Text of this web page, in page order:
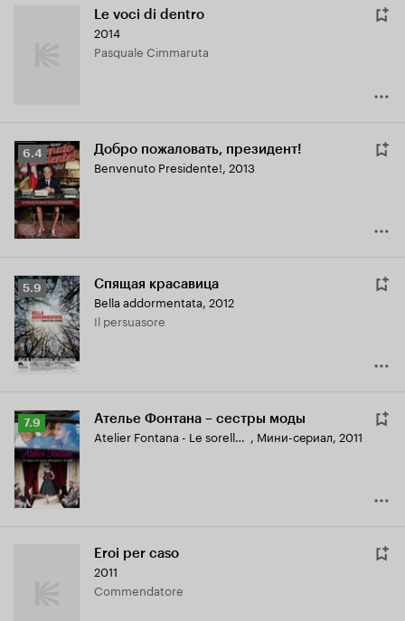
Le voci di dentro
2014
Pasquale Cimmaruta
Рейтинг
Кинопоиска
6.4
6.4 Добро пожаловать, президент!
Benvenuto Presidente!, 2013
Рейтинг
Кинопоиска
5.9
5.9 Спящая красавица
Bella addormentata, 2012
Il persuasore
Рейтинг
Кинопоиска
7.9
7.9 Ателье Фонтана – сестры моды
Atelier Fontana - Le sorelle della moda , Мини-сериал, 2011
Eroi per caso
2011
Commendatore